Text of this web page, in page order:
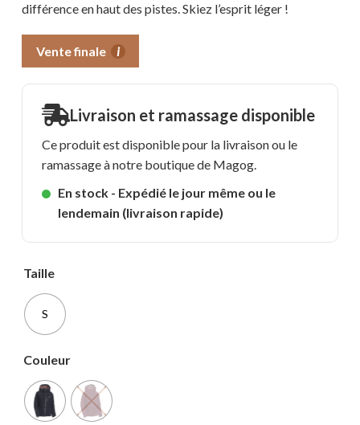
différence en haut des pistes. Skiez l’esprit léger !
Vente finale i
Livraison et ramassage disponible
Ce produit est disponible pour la livraison ou le
ramassage à notre boutique de Magog.
En stock - Expédié le jour même ou le
lendemain (livraison rapide)
Taille
S
Couleur